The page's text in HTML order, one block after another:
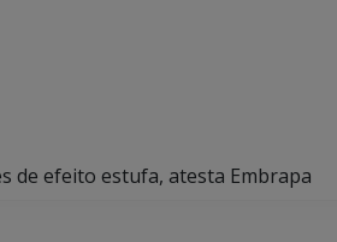
de efeito estufa, atesta Embrapa